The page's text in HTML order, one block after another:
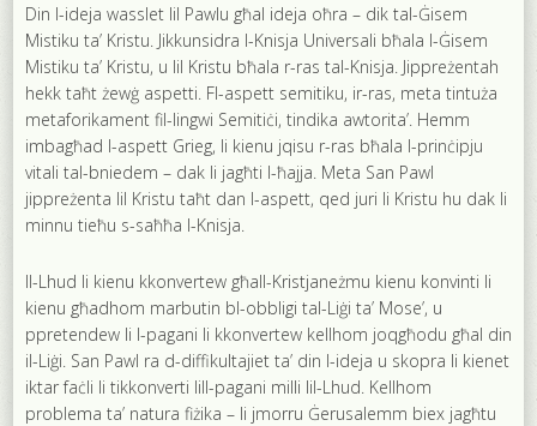
Din l-ideja wasslet lil Pawlu għal ideja oħra – dik tal-Ġisem
Mistiku ta’ Kristu. Jikkunsidra l-Knisja Universali bħala l-Ġisem
Mistiku ta’ Kristu, u lil Kristu bħala r-ras tal-Knisja. Jippreżentah
hekk taħt żewġ aspetti. Fl-aspett semitiku, ir-ras, meta tintuża
metaforikament fil-lingwi Semitiċi, tindika awtorita’. Hemm
imbagħad l-aspett Grieg, li kienu jqisu r-ras bħala l-prinċipju
vitali tal-bniedem – dak li jagħti l-ħajja. Meta San Pawl
jippreżenta lil Kristu taħt dan l-aspett, qed juri li Kristu hu dak li
minnu tieħu s-saħħa l-Knisja.
Il-Lhud li kienu kkonvertew għall-Kristjaneżmu kienu konvinti li
kienu għadhom marbutin bl-obbligi tal-Liġi ta’ Mose’, u
ppretendew li l-pagani li kkonvertew kellhom joqgħodu għal din
il-Liġi. San Pawl ra d-diffikultajiet ta’ din l-ideja u skopra li kienet
iktar faċli li tikkonverti lill-pagani milli lil-Lhud. Kellhom
problema ta’ natura fiżika – li jmorru Ġerusalemm biex jagħtu